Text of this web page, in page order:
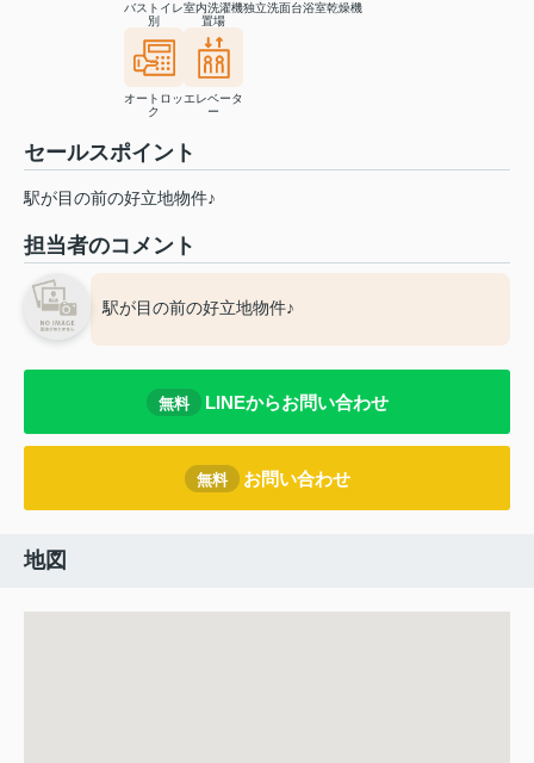
バストイレ
別
室内洗濯機
置場
独立洗面台浴室乾燥機
オートロッ
ク
エレベータ
ー
セールスポイント
駅が目の前の好立地物件♪
担当者のコメント
駅が目の前の好立地物件♪
無料 LINEからお問い合わせ
無料 お問い合わせ
地図